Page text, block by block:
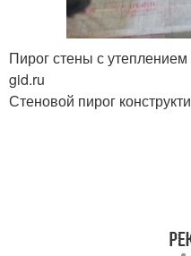
Пирог стены с
gid.ru
Стеновой пирог